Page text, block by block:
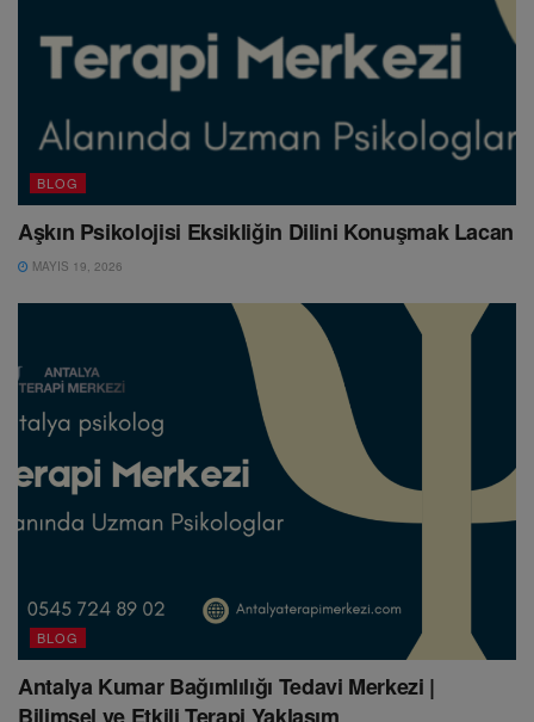
BLOG
Aşkın Psikolojisi Eksikliğin Dilini Konuşmak Lacan
MAYIS 19, 2026
BLOG
Antalya Kumar Bağımlılığı Tedavi Merkezi |